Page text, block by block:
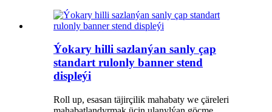
Ýokary hilli sazlanýan sanly çap
standart rulonly banner stend
displeýi
Roll up, esasan täjirçilik mahabaty we çäreleri